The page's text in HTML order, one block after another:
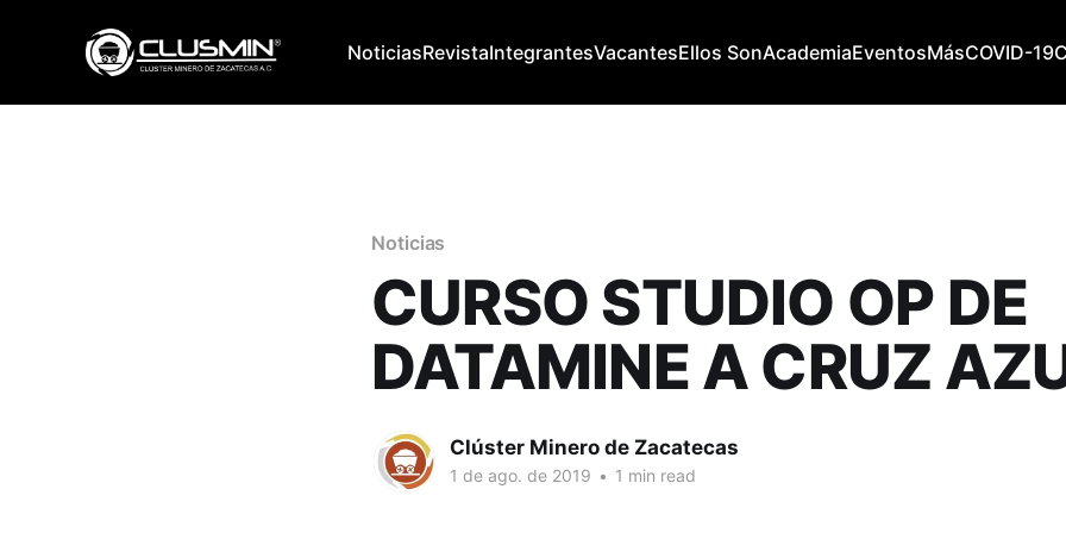
NoticiasRevistaIntegrantesVacantesEllos SonAcademiaEventosMásCOVID-19
Noticias
CURSO STUDIO OP DE
DATAMINE A CRUZ
Clúster Minero de Zacatecas
1 de ago. de 2019 • 1 min read